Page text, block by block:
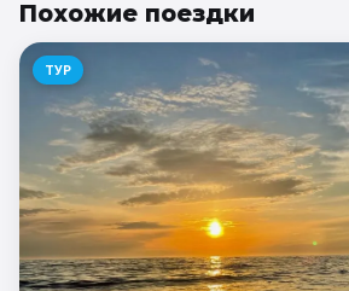
Похожие поездки
ТУР